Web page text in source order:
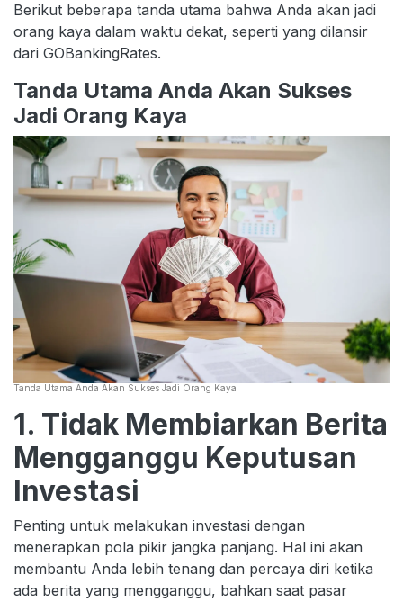
Berikut beberapa tanda utama bahwa Anda akan jadi
orang kaya dalam waktu dekat, seperti yang dilansir
dari GOBankingRates.
Tanda Utama Anda Akan Sukses
Jadi Orang Kaya
Tanda Utama Anda Akan Sukses Jadi Orang Kaya
1. Tidak Membiarkan Berita
Mengganggu Keputusan
Investasi
Penting untuk melakukan investasi dengan
menerapkan pola pikir jangka panjang. Hal ini akan
membantu Anda lebih tenang dan percaya diri ketika
ada berita yang mengganggu, bahkan saat pasar